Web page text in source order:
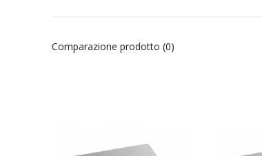
Comparazione prodotto (0)